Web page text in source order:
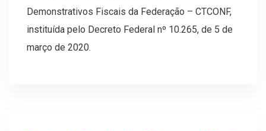
Demonstrativos Fiscais da Federação – CTCONF,
instituída pelo Decreto Federal nº 10.265, de 5 de
março de 2020.